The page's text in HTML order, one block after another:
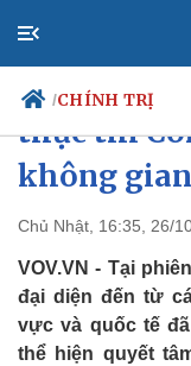
/CHÍNH TRỊ
Chính trị
Tổ chức nhân sự
Quốc hội
Nhận diện sự thật
Cộng đồng
thực thi
không
Chủ Nhật, 16:35, 26/
VOV.VN - Tại
đại diện đến từ
vực và quốc tế
thể hiện quyết